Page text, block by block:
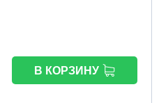
В КОРЗИНУ